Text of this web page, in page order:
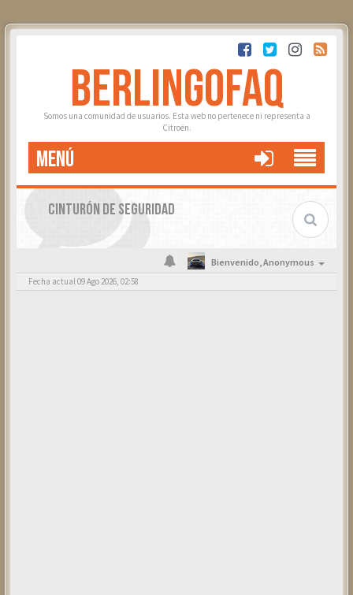
BERLINGOFAQ
Somos una comunidad de usuarios. Esta web no pertenece ni representa a
Citroën.
MENÚ
CINTURÓN DE SEGURIDAD
Bienvenido,Anonymous
Fecha actual 09 Ago 2026, 02:58